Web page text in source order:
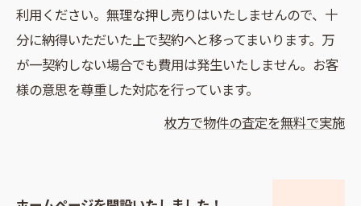
利用ください。無理な押し売りはいたしませんので、十
分に納得いただいた上で契約へと移ってまいります。万
が一契約しない場合でも費用は発生いたしません。お客
様の意思を尊重した対応を行っています。
枚方で物件の査定を無料で実施